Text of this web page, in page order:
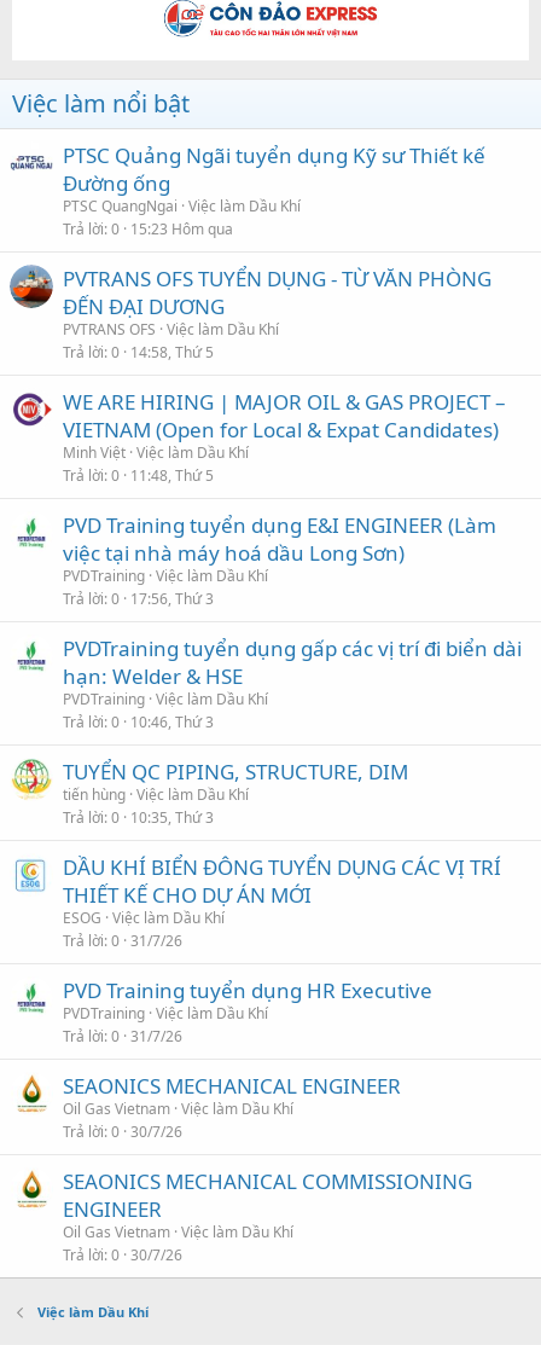
Việc làm nổi bật
PTSC Quảng Ngãi tuyển dụng Kỹ sư Thiết kế
Đường ống
PTSC QuangNgai Việc làm Dầu Khí
Trả lời 0 15:23 Hôm qua
PVTRANS OFS TUYỂN DỤNG - TỪ VĂN PHÒNG
ĐẾN ĐẠI DƯƠNG
PVTRANS OFS Việc làm Dầu Khí
Trả lời 0 14:58, Thứ 5
WE ARE HIRING | MAJOR OIL & GAS PROJECT –
VIETNAM (Open for Local & Expat Candidates)
Minh Việt Việc làm Dầu Khí
Trả lời 0 11:48, Thứ 5
PVD Training tuyển dụng E&I ENGINEER (Làm
việc tại nhà máy hoá dầu Long Sơn)
PVDTraining Việc làm Dầu Khí
Trả lời 0 17:56, Thứ 3
PVDTraining tuyển dụng gấp các vị trí đi biển dài
hạn: Welder & HSE
PVDTraining Việc làm Dầu Khí
Trả lời 0 10:46, Thứ 3
TUYỂN QC PIPING, STRUCTURE, DIM
tiến hùng Việc làm Dầu Khí
Trả lời 0 10:35, Thứ 3
DẦU KHÍ BIỂN ĐÔNG TUYỂN DỤNG CÁC VỊ TRÍ
THIẾT KẾ CHO DỰ ÁN MỚI
ESOG Việc làm Dầu Khí
Trả lời 0 31/7/26
PVD Training tuyển dụng HR Executive
PVDTraining Việc làm Dầu Khí
Trả lời 0 31/7/26
SEAONICS MECHANICAL ENGINEER
Oil Gas Vietnam Việc làm Dầu Khí
Trả lời 0 30/7/26
SEAONICS MECHANICAL COMMISSIONING
ENGINEER
Oil Gas Vietnam Việc làm Dầu Khí
Trả lời 0 30/7/26
Việc làm Dầu Khí